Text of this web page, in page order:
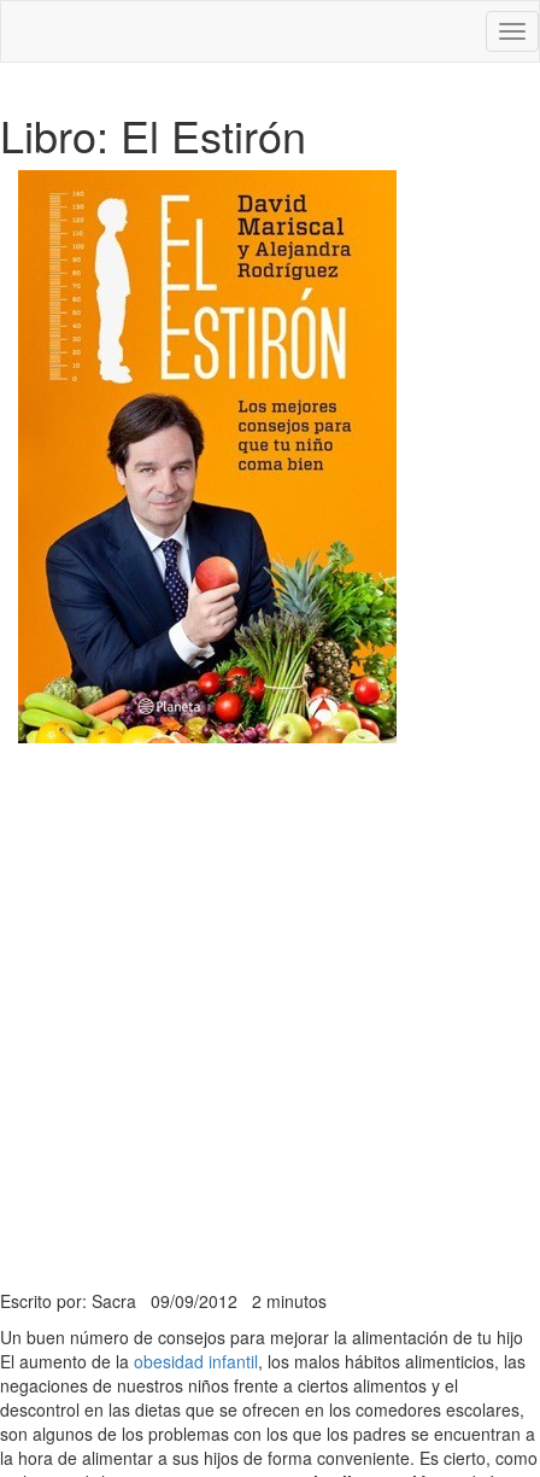
Libro: El Estirón
Escrito por: Sacra 09/09/2012 2 minutos
Un buen número de consejos para mejorar la alimentación de tu hijo
El aumento de la obesidad infantil, los malos hábitos alimenticios, las
negaciones de nuestros niños frente a ciertos alimentos y el
descontrol en las dietas que se ofrecen en los comedores escolares,
son algunos de los problemas con los que los padres se encuentran a
la hora de alimentar a sus hijos de forma conveniente. Es cierto, como